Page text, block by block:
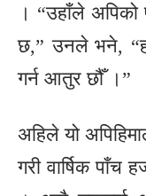
। “उहाँले
छ,” उनले भने,
गर्न आतुर छौँ ।”
अहिले यो
गरी वार्षिक पाँच